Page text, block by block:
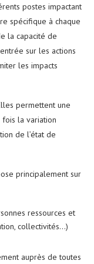
postes impactant
spécifique à chaque
la capacité de
sur les actions
les impacts
permettent une
la variation
de l’état de
principalement sur
ressources et
collectivités…)
auprès de toutes